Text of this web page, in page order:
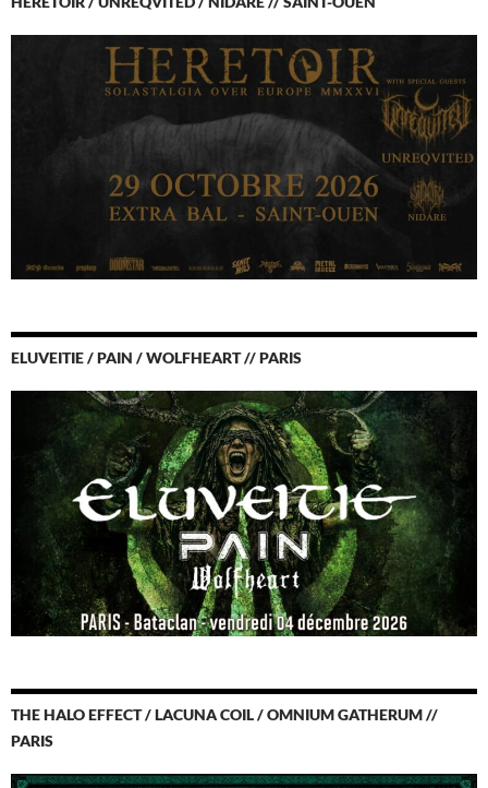
ELUVEITIE / PAIN / WOLFHEART // PARIS
THE HALO EFFECT / LACUNA COIL / OMNIUM GATHERUM //
PARIS